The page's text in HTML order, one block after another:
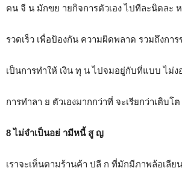
คน จี น มักขย ายกิจการตัวเอง ไปทีละนิดละ
รวดเร็ว เพื่อป้องกัน ความผิดพลาด รวมถึงการ
เป็นการทำให้ เงิน ทุ น ไปจมอยู่กับที่แบบ ไม่ง
การทำลา ย ตัวเองมากกว่าที่ จะเรียกว่าเติบโต
8 ไม่จำเป็นอย่ ามีหนี้ สู ญ
เราจะเห็นตามร้านค้า ปลี ก ที่มักมีภาพล้อเลีย